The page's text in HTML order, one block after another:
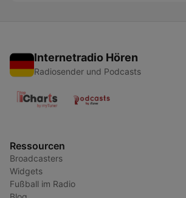
Internetradio Hören
Radiosender und Podcasts
Ressourcen
Broadcasters
Widgets
Fußball im Radio